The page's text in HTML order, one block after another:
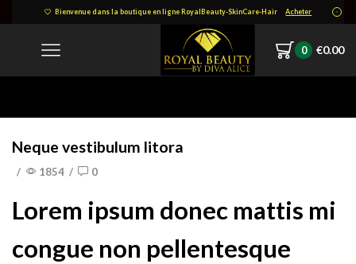
Bienvenue dans la boutique en ligne RoyalBeauty-SkinCare-Hair Acheter
0 €0.00
Neque vestibulum litora
/ 1854 / 0
Lorem ipsum donec mattis mi
congue non pellentesque